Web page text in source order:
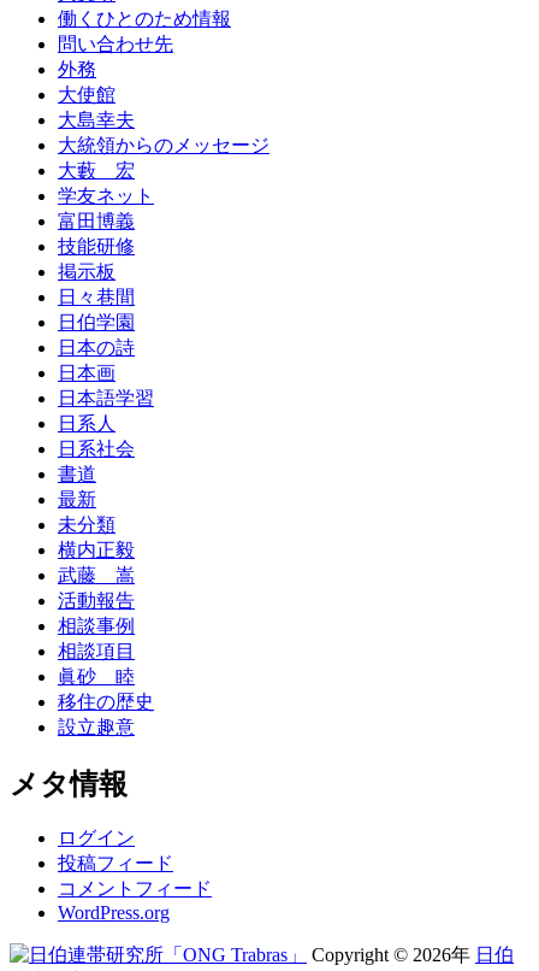
働くひとのため情報
問い合わせ先
外務
大使館
大島幸夫
大統領からのメッセージ
大藪 宏
学友ネット
富田博義
技能研修
掲示板
日々巷間
日伯学園
日本の詩
日本画
日本語学習
日系人
日系社会
書道
最新
未分類
横内正毅
武藤 嵩
活動報告
相談事例
相談項目
眞砂 睦
移住の歴史
設立趣意
メタ情報
ログイン
投稿フィード
コメントフィード
WordPress.org
Copyright © 2026年 日伯